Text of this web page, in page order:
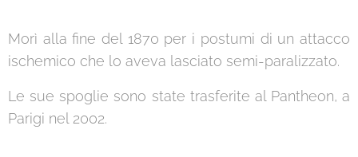
Morì alla fine del 1870 per i postumi di un attacco
ischemico che lo aveva lasciato semi-paralizzato.
Le sue spoglie sono state trasferite al Pantheon, a
Parigi nel 2002.